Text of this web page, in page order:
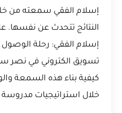
إسلام الفقي سمعته من
النتائج تتحدث عن نفسها.
إسلام الفقي: رحلة الوصول
تسويق الكتروني في نصر
كيفية بناء هذه السمعة
خلال استراتيجيات